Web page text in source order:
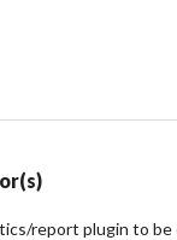
report plugin to